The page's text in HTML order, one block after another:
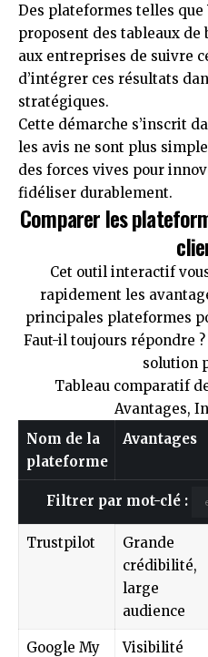
Des plateformes telles que
proposent des tableaux
aux entreprises de suivre
d’intégrer ces résultats
stratégiques.
Cette démarche s’inscrit
les avis ne sont plus
des forces vives pour
fidéliser durablement.
Comparer les
Cet outil interactif
rapidement les
principales plateformes
Faut-il toujours répondre
solution
Tableau comparatif
Avantages,
Nom de la
plateforme
Avantages
Filtrer par mot-clé :
Trustpilot
Grande
crédibilité,
large
audience
Google My
Visibilité